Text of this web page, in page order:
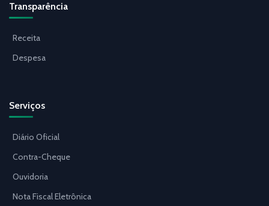
Transparência
Receita
Despesa
Serviços
Diário Oficial
Contra-Cheque
Ouvidoria
Nota Fiscal Eletrônica